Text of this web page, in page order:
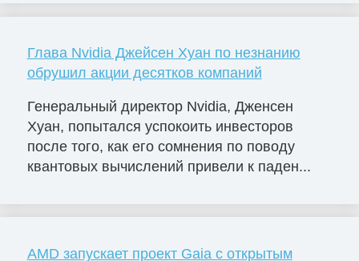
Глава Nvidia Джейсен Хуан по незнанию
обрушил акции десятков компаний
Генеральный директор Nvidia, Дженсен
Хуан, попытался успокоить инвесторов
после того, как его сомнения по поводу
квантовых вычислений привели к паден...
AMD запускает проект Gaia с открытым